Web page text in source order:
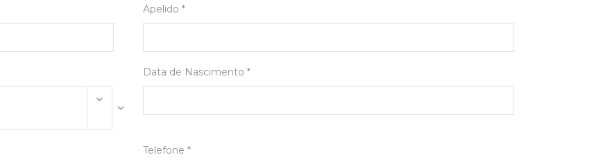
Apelido *
Data de Nascimento *
Telefone *